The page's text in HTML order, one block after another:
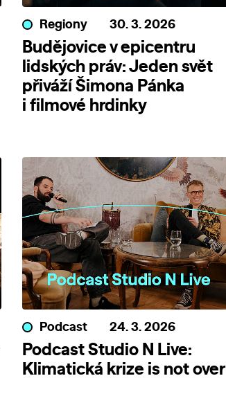
Regiony 30. 3. 2026
Budějovice v epicentru
lidských práv: Jeden svět
přiváží Šimona Pánka
i filmové hrdinky
Podcast 24. 3. 2026
Podcast Studio N Live:
Klimatická krize is not over